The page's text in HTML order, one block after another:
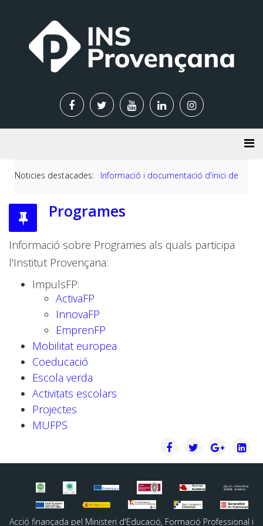
Noticies destacades: Informació i documentació d'inici de curs
Programes
Informació sobre Programes als quals participa
l'Institut Provençana:
ImpulsFP:
ActivaFP
InnovaFP
EmprenFP
Mobilitat europea
Coeducació
Escola verda
Activitats escolars
Projectes
MUFPS
Acció finançada pel Ministeri d'Educació, Formació Professional i